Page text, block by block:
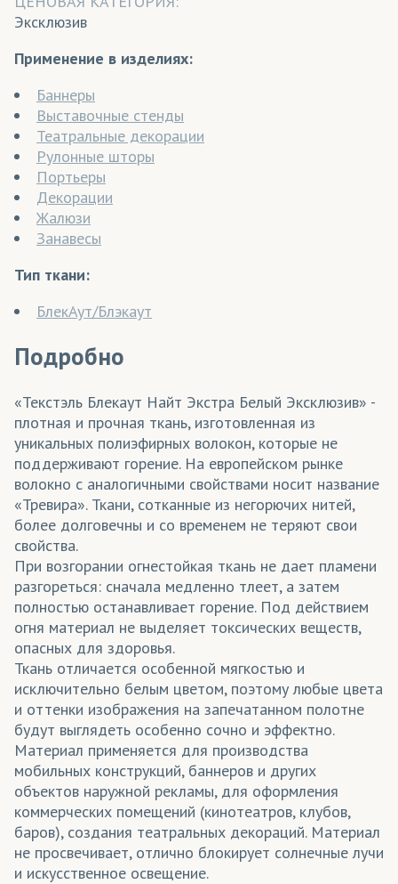
Эксклюзив
Применение в изделиях:
Баннеры
Выставочные стенды
Театральные декорации
Рулонные шторы
Портьеры
Декорации
Жалюзи
Занавесы
Тип ткани:
БлекАут/Блэкаут
Подробно
«Текстэль Блекаут Найт Экстра Белый Эксклюзив» -
плотная и прочная ткань, изготовленная из
уникальных полиэфирных волокон, которые не
поддерживают горение. На европейском рынке
волокно с аналогичными свойствами носит название
«Тревира». Ткани, сотканные из негорючих нитей,
более долговечны и со временем не теряют свои
свойства.
При возгорании огнестойкая ткань не дает пламени
разгореться: сначала медленно тлеет, а затем
полностью останавливает горение. Под действием
огня материал не выделяет токсических веществ,
опасных для здоровья.
Ткань отличается особенной мягкостью и
исключительно белым цветом, поэтому любые цвета
и оттенки изображения на запечатанном полотне
будут выглядеть особенно сочно и эффектно.
Материал применяется для производства
мобильных конструкций, баннеров и других
объектов наружной рекламы, для оформления
коммерческих помещений (кинотеатров, клубов,
баров), создания театральных декораций. Материал
не просвечивает, отлично блокирует солнечные лучи
и искусственное освещение.